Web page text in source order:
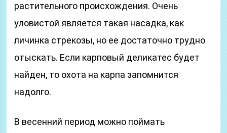
растительного происхождения. Очень
уловистой является такая насадка, как
личинка стрекозы, но ее достаточно трудно
отыскать. Если карповый деликатес будет
найден, то охота на карпа запомнится
надолго.
В весенний период можно поймать